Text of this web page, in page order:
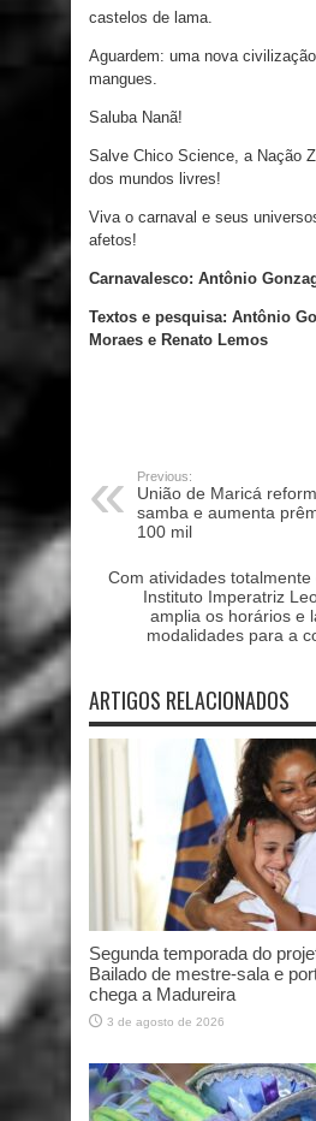
castelos de lama.
Aguardem: uma nova civilização
mangues.
Saluba Nanã!
Salve Chico Science, a Nação
dos mundos livres!
Viva o carnaval e seus
afetos!
Carnavalesco: Antônio
Textos e pesquisa: Antônio
Moraes e Renato Lemos
Previous:
União de Maricá
samba e aumenta
100 mil
Com atividades
Instituto Imperatriz
amplia os horários e
modalidades para a
ARTIGOS RELACIONADOS
Segunda temporada do
Bailado de mestre-sala e
chega a Madureira
3 de agosto de 2026